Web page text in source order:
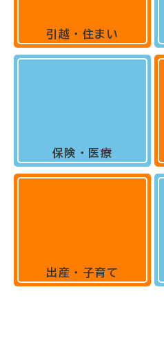
引越・住まい
保険・医療
出産・子育て